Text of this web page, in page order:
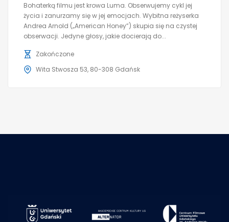
Bohaterką filmu jest krowa Luma. Obserwujemy cykl jej
życia i zanurzamy się w jej emocjach. Wybitna reżyserka
Andrea Arnold („American Honey”) skupia się na czystej
obserwacji. Jedyne głosy, jakie docierają do...
Zakończone
Wita Stwosza 53, 80-308 Gdańsk